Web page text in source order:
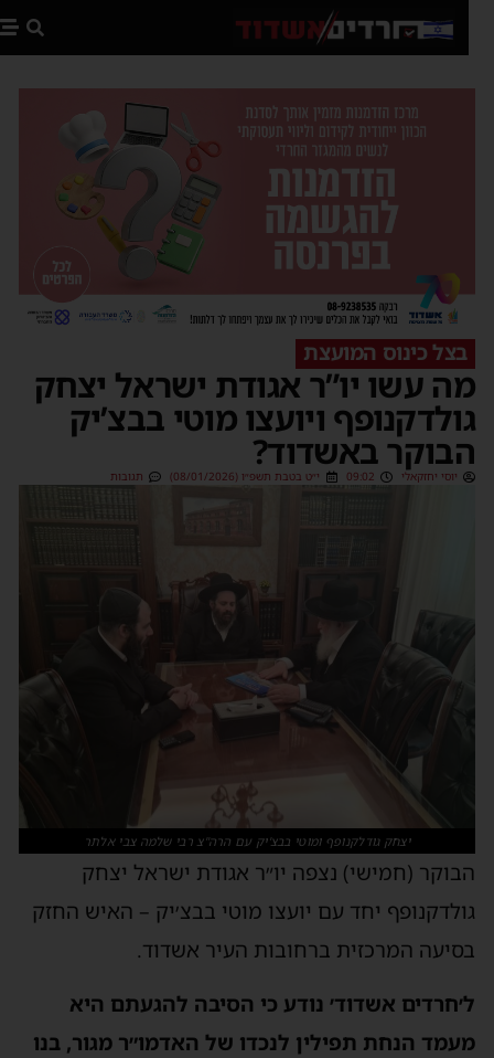
בצל כינוס המועצת
עשו יו”ר אגודת ישראל יצחק
ויועצו מוטי בבצ’יק
באשדוד?
יוסי יחזקאלי 09:02 י״ט בטבת תשפ״ו (08/01/2026) תגובות
יצחק גודלקנופף ומוטי בבצ'יק עם הרה"צ רבי שלמה צבי אלתר
(חמישי) נצפה יו״ר אגודת ישראל יצחק
יחד עם יועצו מוטי בבצ׳יק – האיש החזק
המרכזית ברחובות העיר אשדוד.
אשדוד׳ נודע כי הסיבה להגעתם היא
הנחת תפילין לנכדו של האדמו״ר מגור, בנו